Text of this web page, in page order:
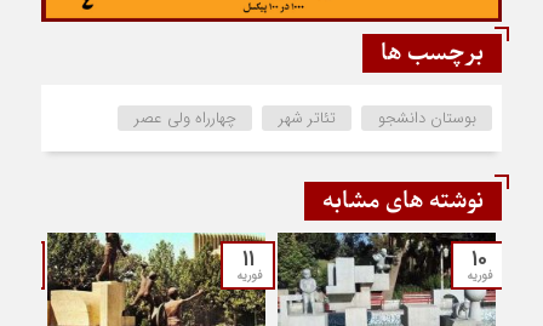
برچسب ها
بوستان دانشجو تئاتر شهر چهارراه ولی عصر
نوشته های مشابه
10
فوریه 11
فوریه